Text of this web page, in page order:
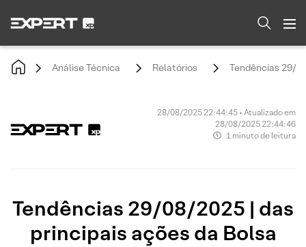
Análise Técnica Relatórios Tendências 29/
28/08/2025 22:44:45 • Atualizado em
28/08/2025 22:44:46
1 minuto de leitura
Tendências 29/08/2025 | das
principais ações da Bolsa